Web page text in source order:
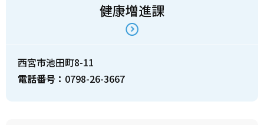
健康増進課
西宮市池田町8-11
電話番号： 0798-26-3667